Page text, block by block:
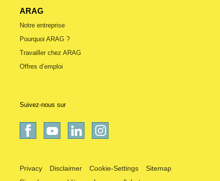
ARAG
Notre entreprise
Pourquoi ARAG ?
Travailler chez ARAG
Offres d’emploi
Suivez-nous sur
Privacy Disclaimer Cookie-Settings
Sitemap